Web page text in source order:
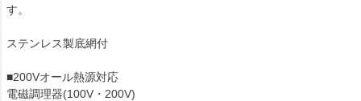
す。
ステンレス製底網付
■200Vオール熱源対応
電磁調理器(100V・200V)